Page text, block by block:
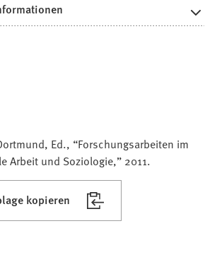
Ed., “Forschungsarbeiten im
Arbeit und Soziologie,” 2011.
kopieren